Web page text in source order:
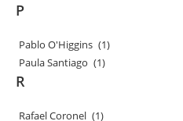
P
Pablo O'Higgins (1)
Paula Santiago (1)
R
Rafael Coronel (1)